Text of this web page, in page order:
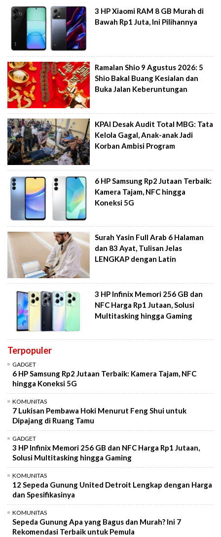
3 HP Xiaomi RAM 8 GB Murah di
Bawah Rp1 Juta, Ini Pilihannya
Ramalan Shio 9 Agustus 2026: 5
Shio Bakal Buang Kesialan dan
Buka Jalan Keberuntungan
KPAI Desak Audit Total MBG: Tata
Kelola Gagal, Anak-anak Jadi
Korban Ambisi Program
6 HP Samsung Rp2 Jutaan Terbaik:
Kamera Tajam, NFC hingga
Koneksi 5G
Surah Yasin Full Arab 6 Halaman
dan 83 Ayat, Tulisan Jelas
LENGKAP dengan Latin
3 HP Infinix Memori 256 GB dan
NFC Harga Rp1 Jutaan, Solusi
Multitasking hingga Gaming
Terpopuler
GADGET
6 HP Samsung Rp2 Jutaan Terbaik: Kamera Tajam, NFC
hingga Koneksi 5G
KOMUNITAS
7 Lukisan Pembawa Hoki Menurut Feng Shui untuk
Dipajang di Ruang Tamu
GADGET
3 HP Infinix Memori 256 GB dan NFC Harga Rp1 Jutaan,
Solusi Multitasking hingga Gaming
KOMUNITAS
12 Sepeda Gunung United Detroit Lengkap dengan Harga
dan Spesifikasinya
KOMUNITAS
Sepeda Gunung Apa yang Bagus dan Murah? Ini 7
Rekomendasi Terbaik untuk Pemula